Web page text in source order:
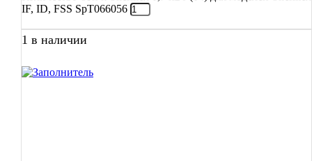
IF, ID, FSS SpT066056
1 в наличии